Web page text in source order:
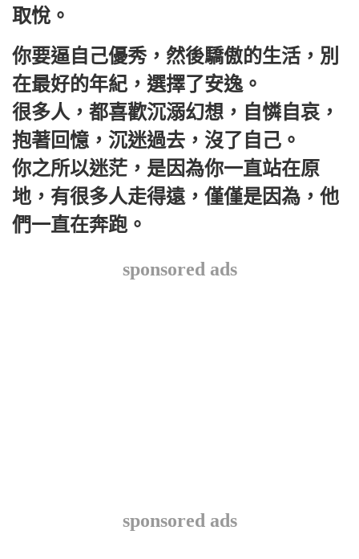
取悅。
你要逼自己優秀，然後驕傲的生活，別
在最好的年紀，選擇了安逸。
很多人，都喜歡沉溺幻想，自憐自哀，
抱著回憶，沉迷過去，沒了自己。
你之所以迷茫，是因為你一直站在原
地，有很多人走得遠，僅僅是因為，他
們一直在奔跑。
sponsored ads
sponsored ads